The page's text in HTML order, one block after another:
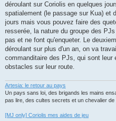
déroulant sur Coriolis en quelques
spatialement (le passage sur Kua) et
jours mais vous pouvez faire des
resserée, la nature du groupe des
pas et ne font qu'enqueter. Le
déroulant sur plus d'un an, on va
commanditaire des PJs, qui sont leur
obstacles sur leur route.
Artesia: le retour au pays
Un pays sans loi, des brigands les mains
pas lire, des cultes secrets et un chevalier de
[MJ only] Coriolis mes aides de jeu